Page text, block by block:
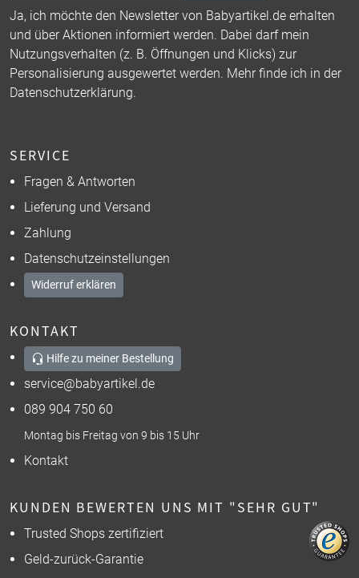
Ja, ich möchte den Newsletter von Babyartikel.de erhalten
und über Aktionen informiert werden. Dabei darf mein
Nutzungsverhalten (z. B. Öffnungen und Klicks) zur
Personalisierung ausgewertet werden. Mehr finde ich in der
Datenschutzerklärung.
SERVICE
Fragen & Antworten
Lieferung und Versand
Zahlung
Datenschutzeinstellungen
Widerruf erklären
KONTAKT
Hilfe zu meiner Bestellung
service@babyartikel.de
089 904 750 60
Montag bis Freitag von 9 bis 15 Uhr
Kontakt
KUNDEN BEWERTEN UNS MIT "SEHR GUT"
Trusted Shops zertifiziert
Geld-zurück-Garantie